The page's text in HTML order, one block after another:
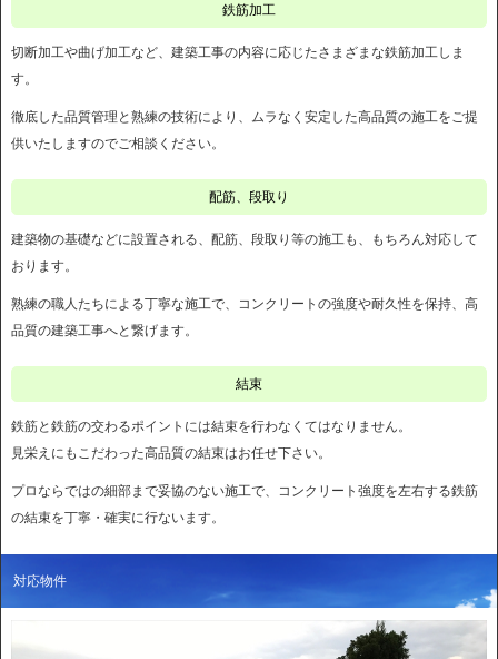
鉄筋加工
切断加工や曲げ加工など、建築工事の内容に応じたさまざまな鉄筋加工しま
す。
徹底した品質管理と熟練の技術により、ムラなく安定した高品質の施工をご提
供いたしますのでご相談ください。
配筋、段取り
建築物の基礎などに設置される、配筋、段取り等の施工も、もちろん対応して
おります。
熟練の職人たちによる丁寧な施工で、コンクリートの強度や耐久性を保持、高
品質の建築工事へと繋げます。
結束
鉄筋と鉄筋の交わるポイントには結束を行わなくてはなりません。
見栄えにもこだわった高品質の結束はお任せ下さい。
プロならではの細部まで妥協のない施工で、コンクリート強度を左右する鉄筋
の結束を丁寧・確実に行ないます。
対応物件